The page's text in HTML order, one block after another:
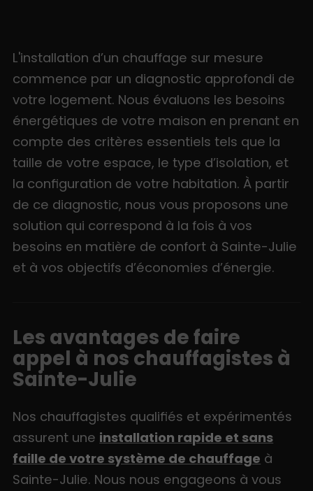
L'installation d’un chauffage sur mesure
commence par un diagnostic approfondi de
votre logement. Nous évaluons les besoins
énergétiques de votre maison en prenant en
compte des critères essentiels tels que la
taille de votre espace, le type d’isolation, et
la configuration de votre habitation. À partir
de ce diagnostic, nous vous proposons une
solution qui correspond à la fois à vos
besoins en matière de confort à Sainte-Julie
et à vos objectifs d’économies d’énergie.
Les avantages de faire
appel à nos chauffagistes à
Sainte-Julie
Nos chauffagistes qualifiés et expérimentés
assurent une installation rapide et sans
faille de votre système de chauffage à
Sainte-Julie. Nous nous engageons à vous